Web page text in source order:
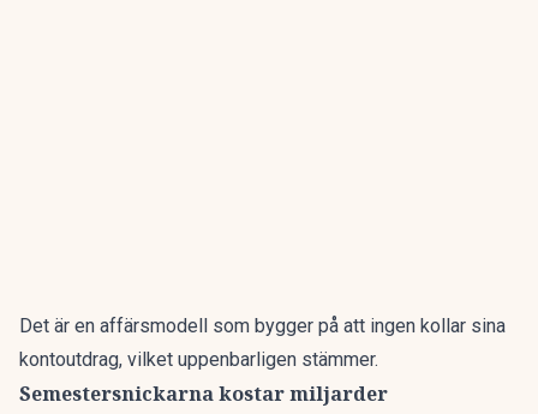
Det är en affärsmodell som bygger på att ingen kollar sina
kontoutdrag, vilket uppenbarligen stämmer.
Semestersnickarna kostar miljarder